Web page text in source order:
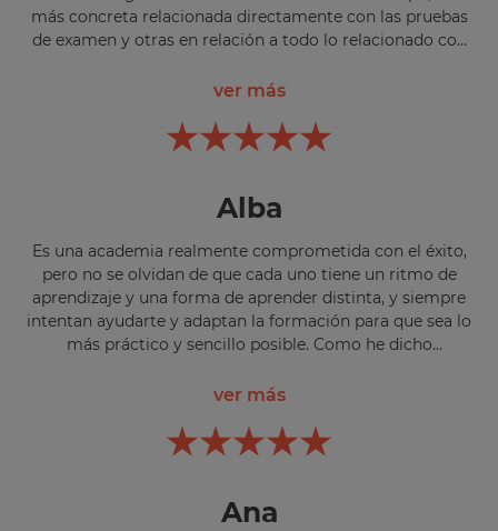
más concreta relacionada directamente con las pruebas
de examen y otras en relación a todo lo relacionado con
redacción, ortografía, etc. Estoy recibiendo la
me surgen.
ver más
Alba
Es una academia realmente comprometida con el éxito,
pero no se olvidan de que cada uno tiene un ritmo de
aprendizaje y una forma de aprender distinta, y siempre
intentan ayudarte y adaptan la formación para que sea lo
más práctico y sencillo posible. Como he dicho
(entrenador/a) siempre dispuesto a ayudarte es lo mejor y
supera las expectativas, ya que en muchos otros sitios te
venden que va a ser una atención personalizada y luego
excelente, el papel de en mi caso la entrenadora
ver más
Ana